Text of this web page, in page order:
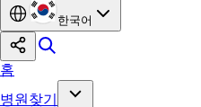
한국어
홈
병원찾기